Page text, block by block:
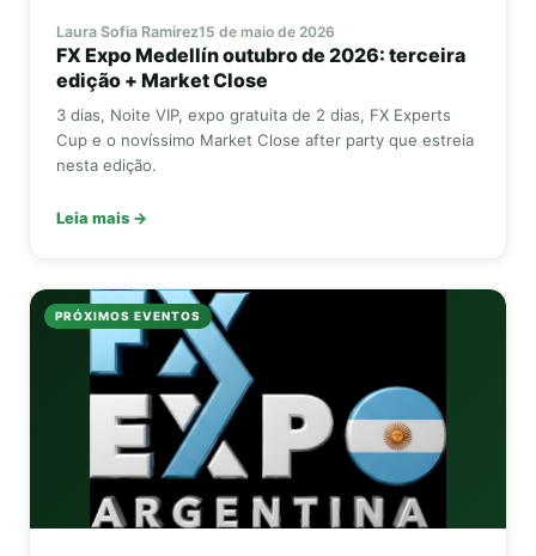
Laura Sofia Ramirez15 de maio de 2026
FX ExpoMedellín outubro de 2026: terceira
edição +Market Close
3 dias, Noite VIP, expo gratuita de 2 dias, FX Experts
Cup e o novíssimo Market Close after party que estreia
nesta edição.
Leia mais →
PRÓXIMOS EVENTOS